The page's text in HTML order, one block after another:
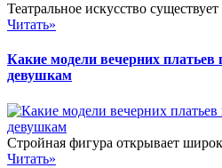
Театральное искусство
Читать»
Какие модели вечерних платьев
девушкам
Стройная фигура открывает
Читать»